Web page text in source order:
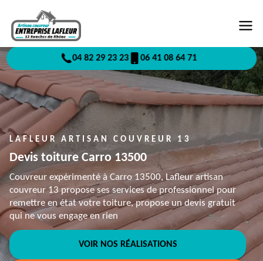
04 82 29 23 23 06 41 08 64 71
LAFLEUR ARTISAN COUVREUR 13
Devis toiture Carro 13500
Couvreur expérimenté à Carro 13500, Lafleur artisan
couvreur 13 propose ses services de professionnel pour
remettre en état votre toiture, propose un devis gratuit
qui ne vous engage en rien
VOIR NOS RÉALISATIONS